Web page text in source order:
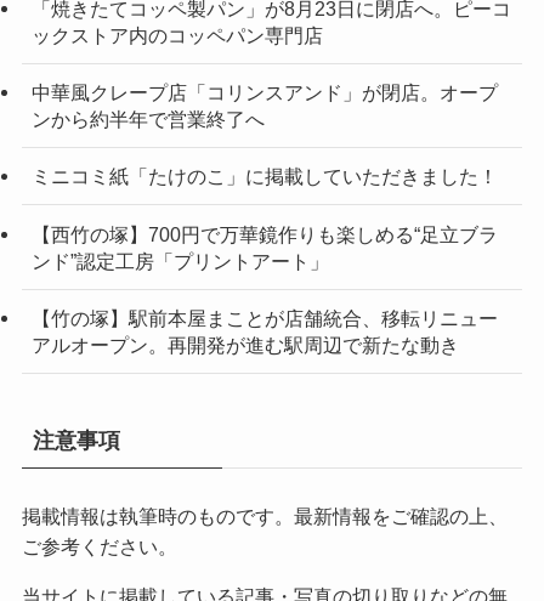
「焼きたてコッペ製パン」が8月23日に閉店へ。ピーコ
ックストア内のコッペパン専門店
中華風クレープ店「コリンスアンド」が閉店。オープ
ンから約半年で営業終了へ
ミニコミ紙「たけのこ」に掲載していただきました！
【西竹の塚】700円で万華鏡作りも楽しめる“足立ブラ
ンド”認定工房「プリントアート」
【竹の塚】駅前本屋まことが店舗統合、移転リニュー
アルオープン。再開発が進む駅周辺で新たな動き
注意事項
掲載情報は執筆時のものです。最新情報をご確認の上、
ご参考ください。
当サイトに掲載している記事・写真の切り取りなどの無